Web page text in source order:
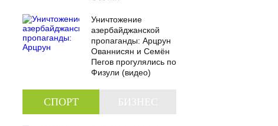
Уничтожение
азербайджанской
пропаганды: Арцрун
Ованнисян и Семён
Пегов прогулялись по
Физули (видео)
СПОРТ